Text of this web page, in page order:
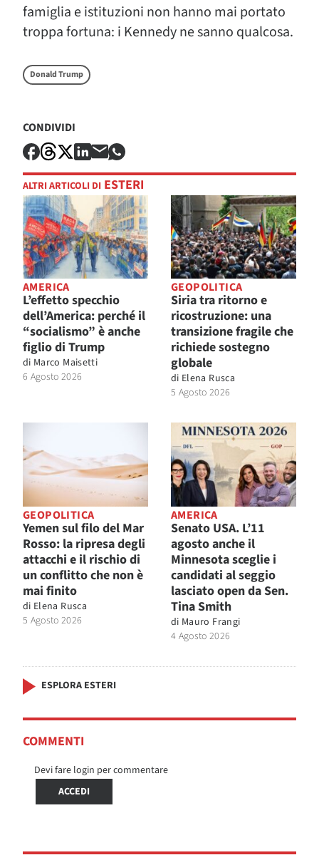
famiglia e istituzioni non hanno mai portato
troppa fortuna: i Kennedy ne sanno qualcosa.
Donald Trump
CONDIVIDI
ALTRI ARTICOLI DI ESTERI
AMERICA
L’effetto specchio
dell’America: perché il
“socialismo” è anche
figlio di Trump
di Marco Maisetti
6 Agosto 2026
GEOPOLITICA
Siria tra ritorno e
ricostruzione: una
transizione fragile che
richiede sostegno
globale
di Elena Rusca
5 Agosto 2026
GEOPOLITICA
Yemen sul filo del Mar
Rosso: la ripresa degli
attacchi e il rischio di
un conflitto che non è
mai finito
di Elena Rusca
5 Agosto 2026
AMERICA
Senato USA. L’11
agosto anche il
Minnesota sceglie i
candidati al seggio
lasciato open da Sen.
Tina Smith
di Mauro Frangi
4 Agosto 2026
ESPLORA ESTERI
COMMENTI
Devi fare login per commentare
ACCEDI